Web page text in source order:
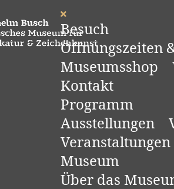
Besuch
Öffnungszeiten
Museumsshop
Kontakt
Programm
Ausstellungen
Veranstaltungen
Museum
Über das